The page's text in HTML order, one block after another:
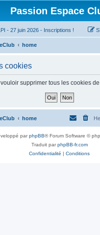
Passion Espace
- 27 juin 2026 - Inscriptions !
home
cookies
supprimer tous les cookies
home
parphpBB® Forum Software ©
Traduit parphpBB-fr.com
Confidentialité | Conditions